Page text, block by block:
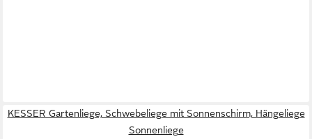
KESSER Gartenliege, Schwebeliege mit Sonnenschirm, Hängeliege
Sonnenliege